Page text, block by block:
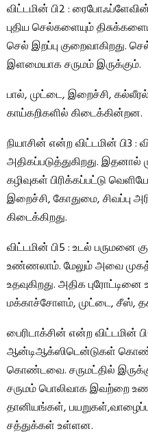
விட்டமின் பி2 :
புதிய செல்களையும்
செல் இறப்பு குறைவாகிறது.
இளமையாக சருமம் இருக்கும்.
பால், முட்டை, இறைச்சி,
காய்கறிகளில் கிடைக்கின்றன.
நியாசின் என்ற விட்டமின் பி3
அதிகப்படுத்துகிறது.
கழிவுகள் பிரிக்கப்பட்டு
இறைச்சி, கோதுமை, சிவப்பு
கிடைக்கிறது.
விட்டமின் பி5 : உடல் பருமனை
உண்ணலாம். மேலும் அவை
உதவுகிறது. அதிக புரோட்டினை
மக்காச்சோளம், முட்டை, சீஸ்,
பைரிடாக்சின் என்ற விட்டமின்
ஆன்டிஆக்ஸிடென்டுகள்
கொண்டவை. சருமட்தில்
சருமம் பொலிவாக இவற்றை
தானியங்கள்,
சத்துக்கள் உள்ளன.